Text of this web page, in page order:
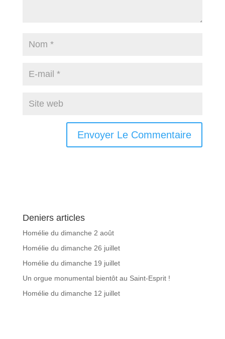
Deniers articles
Homélie du dimanche 2 août
Homélie du dimanche 26 juillet
Homélie du dimanche 19 juillet
Un orgue monumental bientôt au Saint-Esprit !
Homélie du dimanche 12 juillet